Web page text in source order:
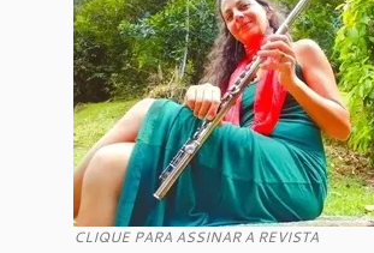
CLIQUE PARA ASSINAR A REVISTA